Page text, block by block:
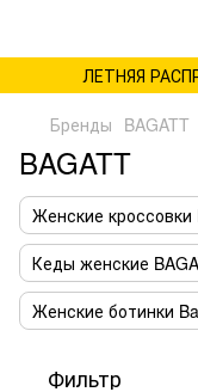
ЛЕТНЯЯ
Бренды BAGATT
BAGATT
Женские кроссовки
Кеды женские
Женские ботинки
Фильтр